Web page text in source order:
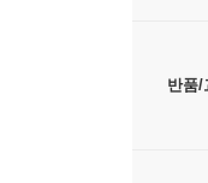
반품/